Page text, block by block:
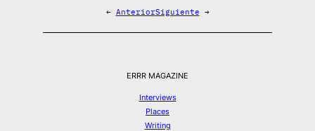
← AnteriorSiguiente →
ERRR MAGAZINE
Interviews
Places
Writing